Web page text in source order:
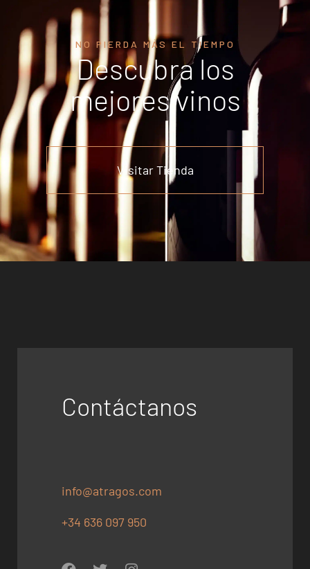
NO PIERDA MÁS EL TIEMPO
Descubra los
mejores vinos
Visitar Tienda
Contáctanos
info@atragos.com
+34 636 097 950